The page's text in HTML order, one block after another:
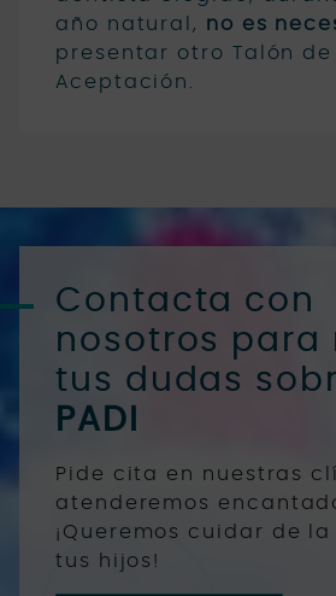
año natural, no es
presentar otro Talón de
Aceptación.
Contacta con
nosotros para
tus dudas
PADI
Pide cita en nuestras
atenderemos
¡Queremos cuidar de
tus hijos!